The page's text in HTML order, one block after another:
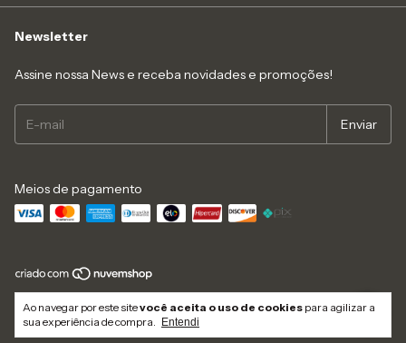
Ao navegar por este sitevocê aceita o uso de cookies para agilizar a
sua experiência de compra.
Entendi
Newsletter
Assine nossa News e receba novidades e promoções!
Meios de pagamento
Copyright Like4you Moda Intima Ltda - 16547545000152 - 2026. Todos os
direitos reservados.